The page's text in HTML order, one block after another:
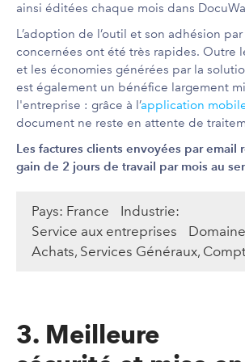
ainsi éditées chaque mois dans
L’adoption de l’outil et son adhésion
concernées ont été très rapides. Outre
et les économies générées par la
est également un bénéfice largement
l'entreprise : grâce à l’application
document ne reste en attente de
Les factures clients envoyées par email
gain de 2 jours de travail par mois au
Pays: France
Industrie:
Service aux entreprises
Achats, Services Généraux,
3. Meilleure